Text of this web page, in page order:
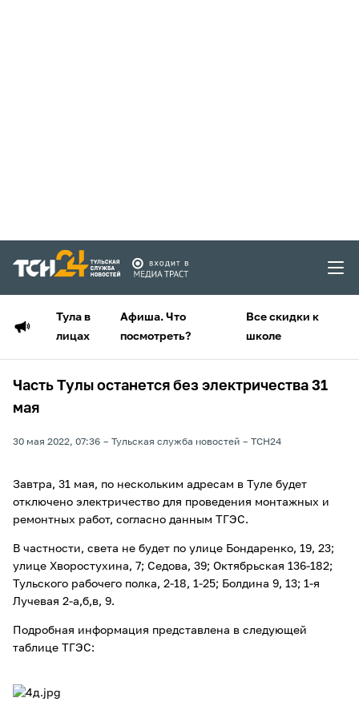
Тула в
лицах
Афиша. Что
посмотреть?
Все скидки к
школе
Часть Тулы останется без электричества 31
мая
30 мая 2022, 07:36 Тульская служба новостей ТСН24
Завтра, 31 мая, по нескольким адресам в Туле будет
отключено электричество для проведения монтажных и
ремонтных работ, согласно данным ТГЭС.
В частности, света не будет по улице Бондаренко, 19, 23;
улице Хворостухина, 7; Седова, 39; Октябрьская 136-182;
Тульского рабочего полка, 2-18, 1-25; Болдина 9, 13; 1-я
Лучевая 2-а,б,в, 9.
Подробная информация представлена в следующей
таблице ТГЭС: